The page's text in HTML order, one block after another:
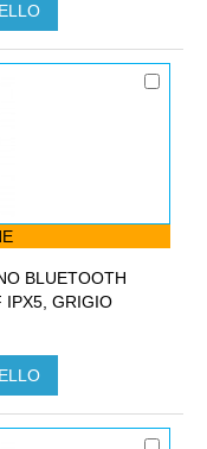
BLUETOOTH
IPX5, GRIGIO